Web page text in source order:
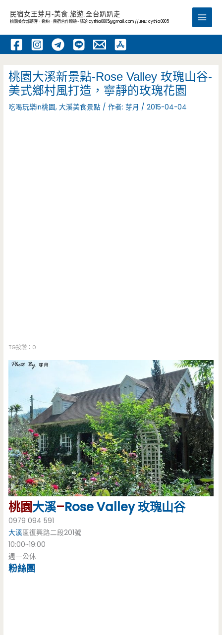
內
民宿女王芽月-美食.旅遊.全台趴趴走
桃園美食部落客，邀約 -民宿合作體驗~ 請洽cythia0805@gmail.com //LINE: cythia0805
Main
桃園大溪新景點-Rose Valley 玫瑰山谷-
美式鄉村風打造，寧靜的玫瑰花園
吃喝玩樂in桃園,大溪美食景點 / 作者:芽月 /2015-04-04
TG按讚：0
桃園大溪–Rose Valley玫瑰山谷
0979 094 591
大溪區復興路二段201號
10:00~19:00
週一公休
粉絲團